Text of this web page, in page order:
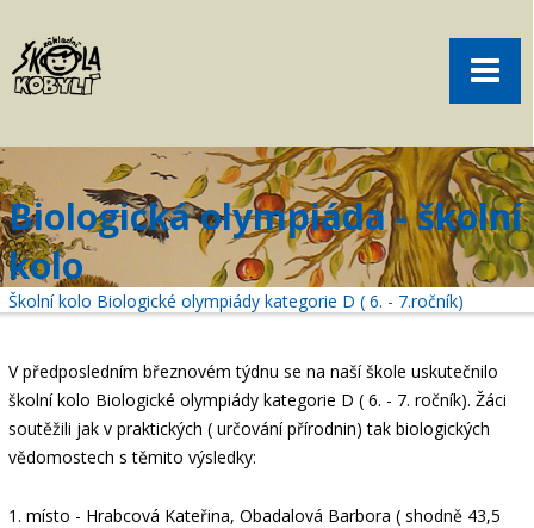
Aktuality
Volný čas
Kontakt
Akce
žákovská knížka
objednání obědů
Menu
Biologická olympiáda - školní
kolo
Školní kolo Biologické olympiády kategorie D ( 6. - 7.ročník)
V předposledním březnovém týdnu se na naší škole uskutečnilo
školní kolo Biologické olympiády kategorie D ( 6. - 7. ročník). Žáci
soutěžili jak v praktických ( určování přírodnin) tak biologických
vědomostech s těmito výsledky:
1. místo - Hrabcová Kateřina, Obadalová Barbora ( shodně 43,5